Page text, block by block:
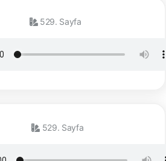
529. Sayfa
529. Sayfa